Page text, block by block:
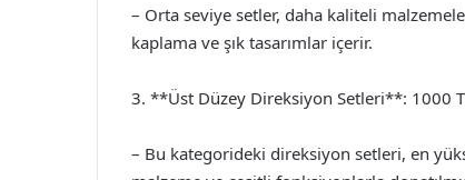
– Orta seviye setler, daha kaliteli
kaplama ve şık tasarımlar içerir.
3. **Üst Düzey Direksiyon Setleri**: 1000
– Bu kategorideki direksiyon setleri, en